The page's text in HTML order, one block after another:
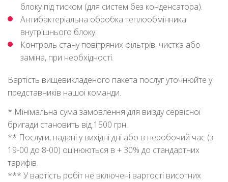
блоку під тиском (для систем без конденсатора).
Антибактеріальна обробка теплообмінника
внутрішнього блоку.
Контроль стану повітряних фільтрів, чистка або
заміна, при необхідності.
Вартість вищевикладеного пакета послуг уточнюйте у
представників нашої команди.
* Мінімальна сума замовлення для виїзду сервісної
бригади становить від 1500 грн.
** Послуги, надані у вихідні дні або в неробочий час (з
19-00 до 8-00) оцінюються в + 30% до стандартних
тарифів.
*** У вартість робіт не включені вартості висотних